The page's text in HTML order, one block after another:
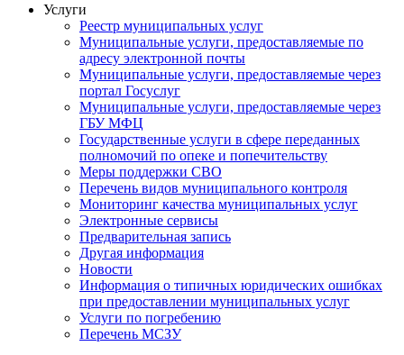
Услуги
Реестр муниципальных услуг
Муниципальные услуги, предоставляемые по
адресу электронной почты
Муниципальные услуги, предоставляемые через
портал Госуслуг
Муниципальные услуги, предоставляемые через
ГБУ МФЦ
Государственные услуги в сфере переданных
полномочий по опеке и попечительству
Меры поддержки СВО
Перечень видов муниципального контроля
Мониторинг качества муниципальных услуг
Электронные сервисы
Предварительная запись
Другая информация
Новости
Информация о типичных юридических ошибках
при предоставлении муниципальных услуг
Услуги по погребению
Перечень МСЗУ